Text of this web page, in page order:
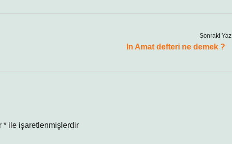
Sonraki
In Amat defteri ne demek ?
* ile işaretlenmişlerdir